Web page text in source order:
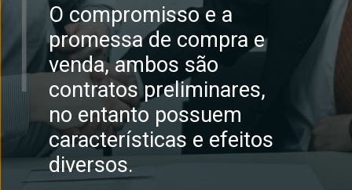
O compromisso e a
promessa de compra e
venda, ambos são
contratos preliminares,
no entanto possuem
características e efeitos
diversos.